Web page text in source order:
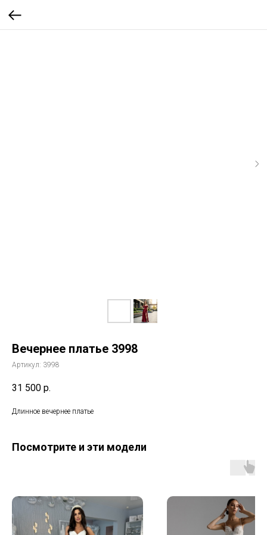
Вечернее платье 3998
Артикул: 3998
31 500 р.
Длинное вечернее платье
Посмотрите и эти модели